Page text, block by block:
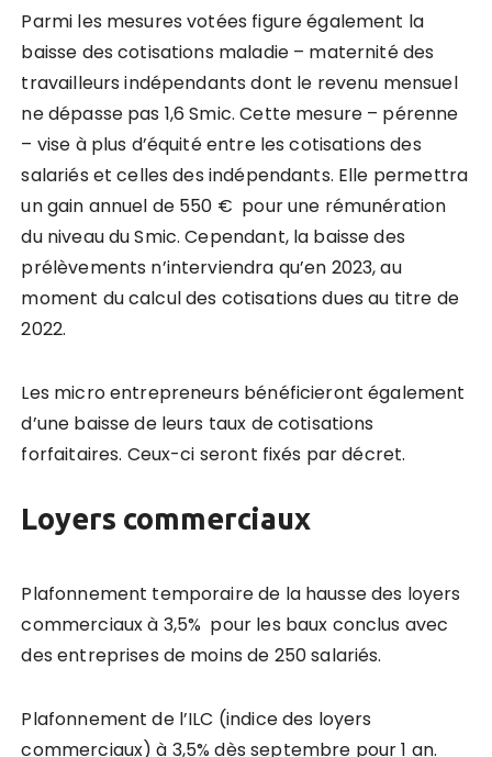
Parmi les mesures votées figure également la
baisse des cotisations maladie – maternité des
travailleurs indépendants dont le revenu mensuel
ne dépasse pas 1,6 Smic. Cette mesure – pérenne
– vise à plus d’équité entre les cotisations des
salariés et celles des indépendants. Elle permettra
un gain annuel de 550 € pour une rémunération
du niveau du Smic. Cependant, la baisse des
prélèvements n’interviendra qu’en 2023, au
moment du calcul des cotisations dues au titre de
2022.
Les micro entrepreneurs bénéficieront également
d’une baisse de leurs taux de cotisations
forfaitaires. Ceux-ci seront fixés par décret.
Loyers commerciaux
Plafonnement temporaire de la hausse des loyers
commerciaux à 3,5% pour les baux conclus avec
des entreprises de moins de 250 salariés.
Plafonnement de l’ILC (indice des loyers
commerciaux) à 3,5% dès septembre pour 1 an.